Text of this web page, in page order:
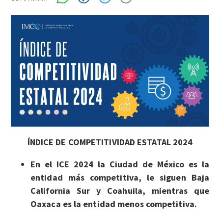
ÍNDICE DE COMPETITIVIDAD ESTATAL 2024
En el ICE 2024 la Ciudad de México es la
entidad más competitiva, le siguen Baja
California Sur y Coahuila, mientras que
Oaxaca es la entidad menos competitiva.